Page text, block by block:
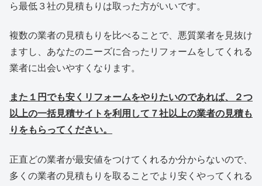
ら最低３社の見積もりは取った方がいいです。
複数の業者の見積もりを比べることで、悪質業者を見抜け
ますし、あなたのニーズに合ったリフォームをしてくれる
業者に出会いやすくなります。
また１円でも安くリフォームをやりたいのであれば、２つ
以上の一括見積サイトを利用して７社以上の業者の見積も
りをもらってください。
正直どの業者が最安値をつけてくれるか分からないので、
多くの業者の見積もりを取ることでより安くやってくれる